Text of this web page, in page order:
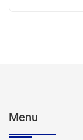
Menu